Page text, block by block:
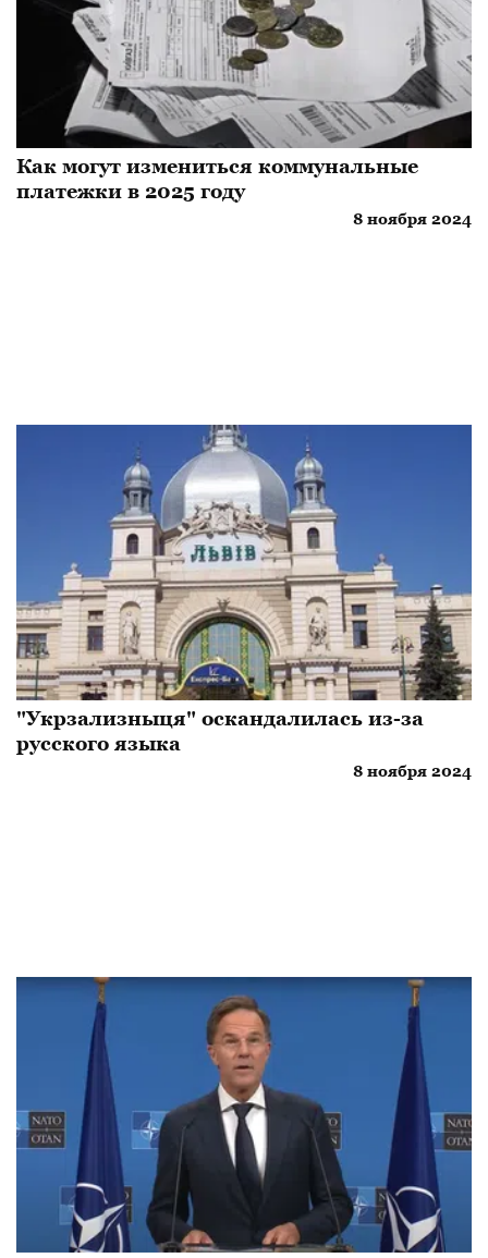
Как могут измениться коммунальные
платежки в 2025 году
8 ноября 2024
"Укрзализныця" оскандалилась из-за
русского языка
8 ноября 2024